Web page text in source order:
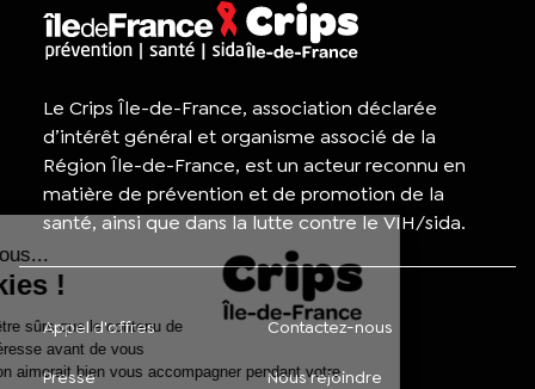
Le Crips Île-de-France, association déclarée
d’intérêt général et organisme associé de la
Région Île-de-France, est un acteur reconnu en
matière de prévention et de promotion de la
santé, ainsi que dans la lutte contre le VIH/sida.
Appel d'offres Contactez-nous
Presse Nous rejoindre